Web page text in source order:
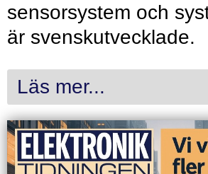
sensorsystem och
är svenskutvecklade.
Läs mer...